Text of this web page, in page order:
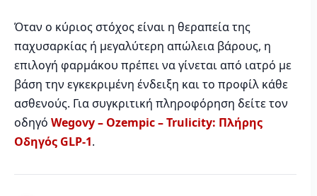
Όταν ο κύριος στόχος είναι η θεραπεία της
παχυσαρκίας ή μεγαλύτερη απώλεια βάρους, η
επιλογή φαρμάκου πρέπει να γίνεται από ιατρό με
βάση την εγκεκριμένη ένδειξη και το προφίλ κάθε
ασθενούς. Για συγκριτική πληροφόρηση δείτε τον
οδηγό Wegovy – Ozempic – Trulicity: Πλήρης
Οδηγός GLP-1.